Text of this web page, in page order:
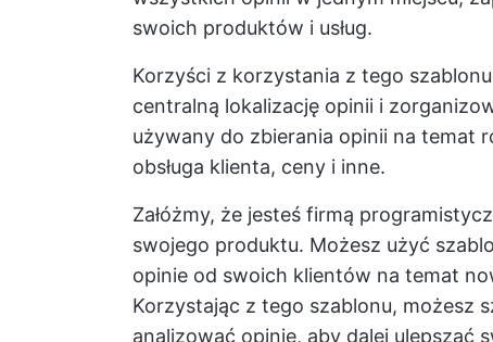
swoich produktów i usług.
Korzyści z korzystania z tego
centralną lokalizację opinii i
używany do zbierania opinii na temat
obsługa klienta, ceny i inne.
Załóżmy, że jesteś firmą
swojego produktu. Możesz użyć
opinie od swoich klientów na temat
Korzystając z tego szablonu, możesz
analizować opinie, aby dalej ulepszać